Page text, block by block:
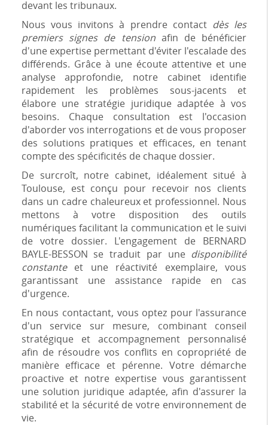
devant les tribunaux.
Nous vous invitons à prendre contact dès les
premiers signes de tensionafin de bénéficier
d'une expertise permettant d'éviter l'escalade des
différends. Grâce à une écoute attentive et une
analyse approfondie, notre cabinet identifie
rapidement les problèmes sous-jacents et
élabore une stratégie juridique adaptée à vos
besoins. Chaque consultation est l'occasion
d'aborder vos interrogations et de vous proposer
des solutions pratiques et efficaces, en tenant
compte des spécificités de chaque dossier.
De surcroît, notre cabinet, idéalement situé à
Toulouse, est conçu pour recevoir nos clients
dans un cadre chaleureux et professionnel. Nous
mettons à votre disposition des outils
numériques facilitant la communication et le suivi
de votre dossier. L'engagement de BERNARD
BAYLE-BESSON se traduit par une disponibilité
constanteet une réactivité exemplaire, vous
garantissant une assistance rapide en cas
d'urgence.
En nous contactant, vous optez pour l'assurance
d'un service sur mesure, combinant conseil
stratégique et accompagnement personnalisé
afin de résoudre vos conflits en copropriété de
manière efficace et pérenne. Votre démarche
proactive et notre expertise vous garantissent
une solution juridique adaptée, afin d'assurer la
stabilité et la sécurité de votre environnement de
vie.